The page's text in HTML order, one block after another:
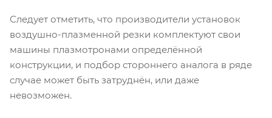
Следует отметить, что производители установок
воздушно-плазменной резки комплектуют свои
машины плазмотронами определённой
конструкции, и подбор стороннего аналога в ряде
случае может быть затруднён, или даже
невозможен.